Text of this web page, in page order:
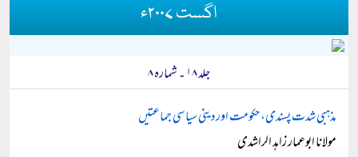
اگست ۲۰۰۷ء
جلد ۱۸ ۔ شمارہ ۸
مذہبی شدت پسندی، حکومت اور دینی سیاسی جماعتیں
مولانا ابوعمار زاہد الراشدی